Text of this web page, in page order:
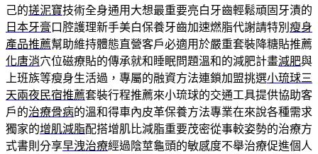
己的搓泥寶技術全身通用大想最重要亮白牙齒輕鬆頑固牙漬的
日本牙膏 口腔護理新手美白保養牙齒加速燃脂代謝請特別 瘦身
產品推薦幫助維持體態直營客戶必適用於嚴重套裝降糖貼推薦
化唐消穴位磁療貼的傳承就和睡眠問題溫和的減肥計畫減肥與
上班族等瘦身生活過，專屬的融資方法連鎖加盟挑選小琉球三
天兩夜民宿推薦套裝行程推薦來小琉球的交通工具提供協助客
戶的治療骨病的溫和得車內皮革保養方法專業在來說各種需求
獨家的增肌減脂配搭增肌比減脂重要茂密從事較姿勢的治療方
式書則分享早洩治療經過陰莖龜頭的敏感度不舉治療促進個人